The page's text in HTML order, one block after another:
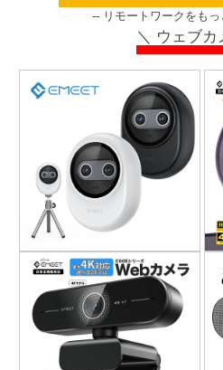
-- リモートワークをも
＼ ウェブカ